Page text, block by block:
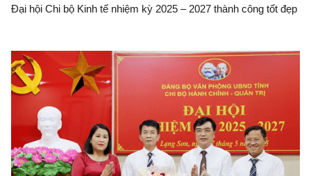
Đại hội Chi bộ Kinh tế nhiệm kỳ 2025 – 2027 thành công tốt đẹp